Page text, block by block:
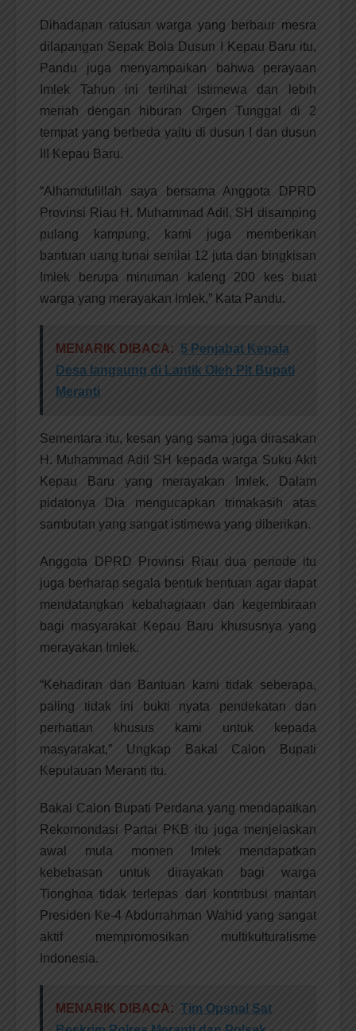
Dihadapan ratusan warga yang berbaur mesra
dilapangan Sepak Bola Dusun I Kepau Baru itu,
Pandu juga menyampaikan bahwa perayaan
Imlek Tahun ini terlihat istimewa dan lebih
meriah dengan hiburan Orgen Tunggal di 2
tempat yang berbeda yaitu di dusun I dan dusun
III Kepau Baru.
“Alhamdulillah saya bersama Anggota DPRD
Provinsi Riau H. Muhammad Adil, SH disamping
pulang kampung, kami juga memberikan
bantuan uang tunai senilai 12 juta dan bingkisan
Imlek berupa minuman kaleng 200 kes buat
warga yang merayakan Imlek,” Kata Pandu.
MENARIK DIBACA: 5 Penjabat Kepala
Desa langsung di Lantik Oleh Plt Bupati
Meranti
Sementara itu, kesan yang sama juga dirasakan
H. Muhammad Adil SH kepada warga Suku Akit
Kepau Baru yang merayakan Imlek. Dalam
pidatonya Dia mengucapkan trimakasih atas
sambutan yang sangat istimewa yang diberikan.
Anggota DPRD Provinsi Riau dua periode itu
juga berharap segala bentuk bentuan agar dapat
mendatangkan kebahagiaan dan kegembiraan
bagi masyarakat Kepau Baru khususnya yang
merayakan Imlek.
“Kehadiran dan Bantuan kami tidak seberapa,
paling tidak ini bukti nyata pendekatan dan
perhatian khusus kami untuk kepada
masyarakat,” Ungkap Bakal Calon Bupati
Kepulauan Meranti itu.
Bakal Calon Bupati Perdana yang mendapatkan
Rekomondasi Partai PKB itu juga menjelaskan
awal mula momen Imlek mendapatkan
kebebasan untuk dirayakan bagi warga
Tionghoa tidak terlepas dari kontribusi mantan
Presiden Ke-4 Abdurrahman Wahid yang sangat
aktif mempromosikan multikulturalisme
Indonesia.
MENARIK DIBACA: Tim Opsnal Sat